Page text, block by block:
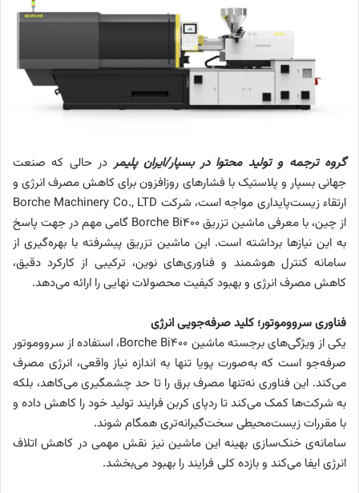
گروه ترجمه و تولید محتوا در بسپار/ایران پلیمر در حالی که صنعت
جهانی بسپار و پلاستیک با فشارهای روزافزون برای کاهش مصرف انرژی و
ارتقاء زیست‌پایداری مواجه است، شرکت Borche Machinery Co., LTD
از چین، با معرفی ماشین تزریق Borche Bi400 گامی مهم در جهت پاسخ
به این نیازها برداشته است. این ماشین تزریق پیشرفته با بهره‌گیری از
سامانه کنترل هوشمند و فناوری‌های نوین، ترکیبی از کارکرد دقیق،
کاهش مصرف انرژی و بهبود کیفیت محصولات نهایی را ارائه می‌دهد.
فناوری سرووموتور؛ کلید صرفه‌جویی انرژی
یکی از ویژگی‌های برجسته ماشین Borche Bi400، استفاده از سرووموتور
صرفه‌جو است که به‌صورت پویا تنها به اندازه‌ نیاز واقعی، انرژی مصرف
می‌کند. این فناوری نه‌تنها مصرف برق را تا حد چشمگیری می‌کاهد، بلکه
به شرکت‌ها کمک می‌کند تا ردپای کربن فرایند تولید خود را کاهش داده و
با مقررات زیست‌محیطی سخت‌گیرانه‌تری همگام شوند.
سامانه‌ی خنک‌سازی بهینه این ماشین نیز نقش مهمی در کاهش اتلاف
انرژی ایفا می‌کند و بازده کلی فرایند را بهبود می‌بخشد.